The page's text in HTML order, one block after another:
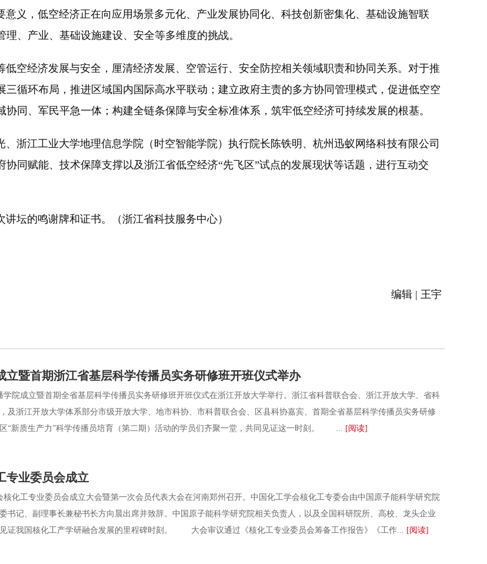
，低空经济正在向应用场景多元化、产业发展协同化、科技创新密集化、基础设施智联
、产业、基础设施建设、安全等多维度的挑战。
经济发展与安全，厘清经济发展、空管运行、安全防控相关领域职责和协同关系。对于推
循环布局，推进区域国内国际高水平联动；建立政府主责的多方协同管理模式，促进低空空
同、军民平急一体；构建全链条保障与安全标准体系，筑牢低空经济可持续发展的根基。
江工业大学地理信息学院（时空智能学院）执行院长陈铁明、杭州迅蚁网络科技有限公司
同赋能、技术保障支撑以及浙江省低空经济“先飞区”试点的发展现状等话题，进行互动交
的鸣谢牌和证书。（浙江省科技服务中心）
编辑 | 王宇
立暨首期浙江省基层科学传播员实务研修班开班仪式举办
成立暨首期全省基层科学传播员实务研修班开班仪式在浙江开放大学举行。浙江省科普联合会、浙江开放大学、省科
及浙江开放大学体系部分市级开放大学、地市科协、市科普联合会、区县科协嘉宾、首期全省基层科学传播员实务研修
“新质生产力”科学传播员培育（第二期）活动的学员们齐聚一堂，共同见证这一时刻。 ... [阅读]
专业委员会成立
工专业委员会成立大会暨第一次会员代表大会在河南郑州召开。中国化工学会核化工专委会由中国原子能科学研究院
书记、副理事长兼秘书长方向晨出席并致辞。中国原子能科学研究院相关负责人，以及全国科研院所、高校、龙头企业
证我国核化工产学研融合发展的里程碑时刻。 大会审议通过《核化工专业委员会筹备工作报告》《工作...
[阅读]